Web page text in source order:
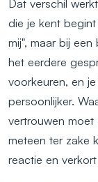
Dat verschil
die je kent
mij", maar bij
het eerdere
voorkeuren, en
persoonlijker.
vertrouwen
meteen ter zake
reactie en